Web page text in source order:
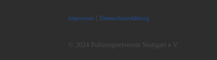
Impressum| Datenschutzerklärung
© 2024 Polizeisportverein Stuttgart e.V.